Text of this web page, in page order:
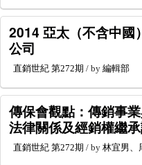
2014 亞太（不含中國
公司
直銷世紀 第272期 / by 編輯部
傳保會觀點：傳銷事
法律關係及經銷權繼
直銷世紀 第272期 / by 林宜男、